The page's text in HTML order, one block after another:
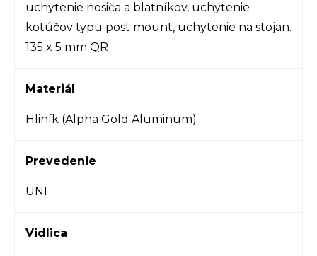
uchytenie nosiča a blatníkov, uchytenie
kotúčov typu post mount, uchytenie na stojan.
135 x 5 mm QR
Materiál
Hliník (Alpha Gold Aluminum)
Prevedenie
UNI
Vidlica